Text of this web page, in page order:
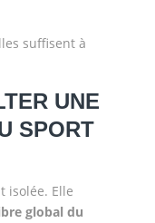
suffisent à
UNE
SPORT
isolée. Elle
global du